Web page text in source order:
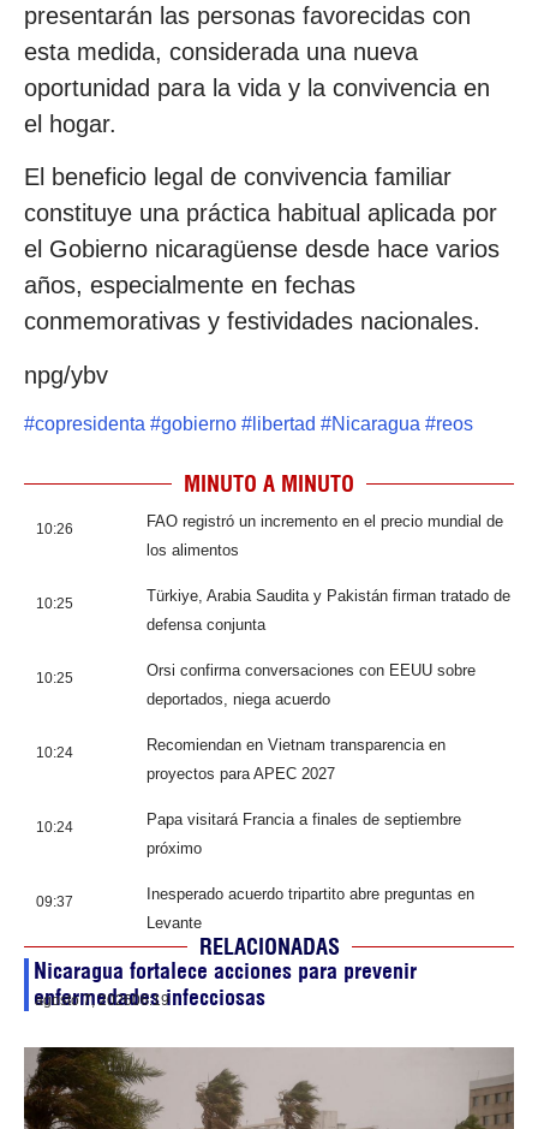
presentarán las personas favorecidas con
esta medida, considerada una nueva
oportunidad para la vida y la convivencia en
el hogar.
El beneficio legal de convivencia familiar
constituye una práctica habitual aplicada por
el Gobierno nicaragüense desde hace varios
años, especialmente en fechas
conmemorativas y festividades nacionales.
npg/ybv
#copresidenta #gobierno # libertad #Nicaragua #reos
MINUTO A MINUTO
10:26
FAO registró un incremento en el precio mundial de
los alimentos
10:25
Türkiye, Arabia Saudita y Pakistán firman tratado de
defensa conjunta
10:25
Orsi confirma conversaciones con EEUU sobre
deportados, niega acuerdo
10:24
Recomiendan en Vietnam transparencia en
proyectos para APEC 2027
10:24
Papa visitará Francia a finales de septiembre
próximo
09:37
Inesperado acuerdo tripartito abre preguntas en
Levante
RELACIONADAS
Nicaragua fortalece acciones para prevenir
enfermedades infecciosas
agosto 7, 202606:19